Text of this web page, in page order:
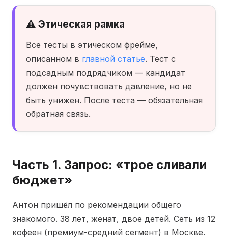
⚠️ Этическая рамка
Все тесты в этическом фрейме,
описанном в главной статье. Тест с
подсадным подрядчиком — кандидат
должен почувствовать давление, но не
быть унижен. После теста — обязательная
обратная связь.
Часть 1. Запрос: «трое сливали
бюджет»
Антон пришёл по рекомендации общего
знакомого. 38 лет, женат, двое детей. Сеть из 12
кофеен (премиум-средний сегмент) в Москве.